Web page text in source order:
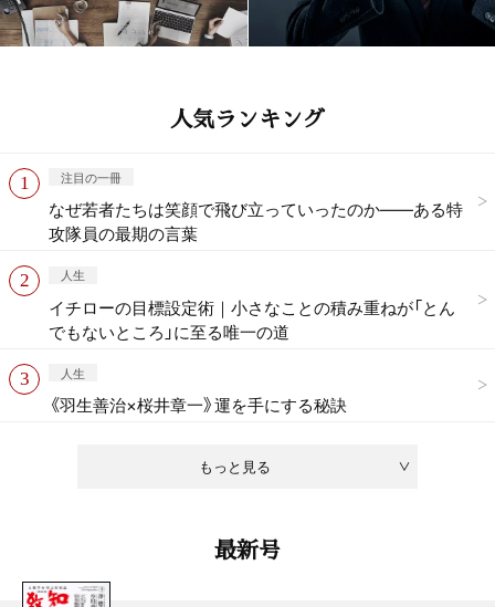
人気ランキング
もっと見る
注目の一冊
なぜ若者たちは笑顔で飛び立っていったのか——ある特
攻隊員の最期の言葉
人生
イチローの目標設定術｜小さなことの積み重ねが「とん
でもないところ」に至る唯一の道
人生
《羽生善治×桜井章一》運を手にする秘訣
最新号